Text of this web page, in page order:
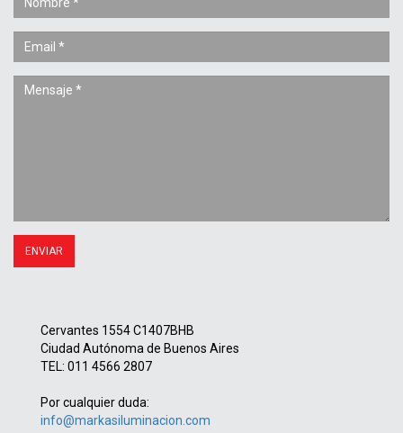
Cervantes 1554 C1407BHB
Ciudad Autónoma de Buenos Aires
TEL: 011 4566 2807
Por cualquier duda:
info@markasiluminacion.com